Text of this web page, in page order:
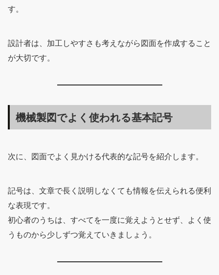
す。
設計者は、加工しやすさも考えながら図面を作成すること
が大切です。
機械製図でよく使われる基本記号
次に、図面でよく見かける代表的な記号を紹介します。
記号は、文章で長く説明しなくても情報を伝えられる便利
な表現です。
初心者のうちは、すべてを一度に覚えようとせず、よく使
うものから少しずつ覚えていきましょう。